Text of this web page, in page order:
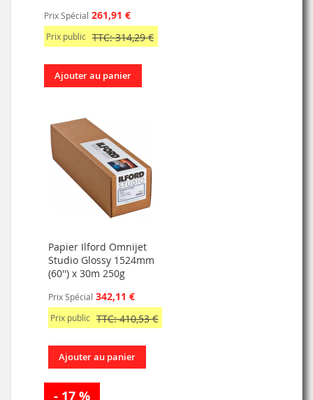
Prix Spécial 261,91 €
Prix public TTC: 314,29 €
Ajouter au panier
Papier Ilford Omnijet
Studio Glossy 1524mm
(60'') x 30m 250g
Prix Spécial 342,11 €
Prix public TTC: 410,53 €
Ajouter au panier
- 17 %